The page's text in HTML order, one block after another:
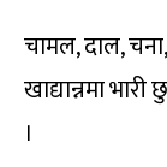
चामल, दाल,
खाद्यान्नमा
।